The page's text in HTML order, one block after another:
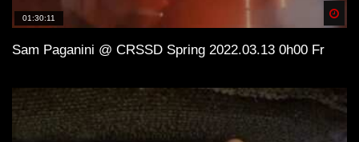
01:30:11
Sam Paganini @ CRSSD Spring 2022.03.13 0h00 Fr